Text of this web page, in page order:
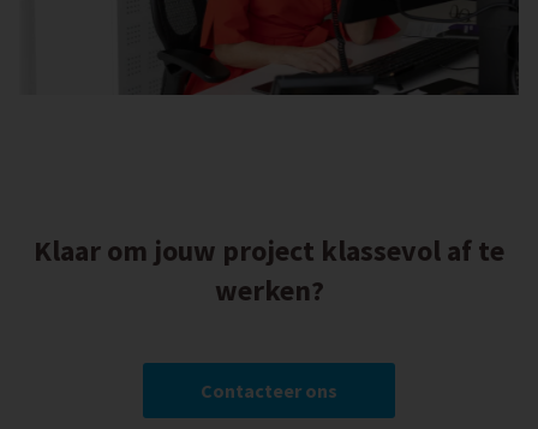
Klaar om jouw project klassevol af te
werken?
Contacteer ons